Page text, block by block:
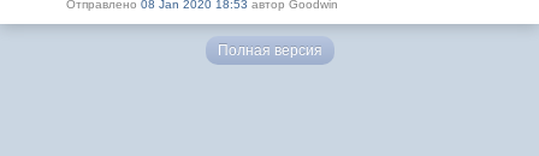
Отправлено 08 Jan 2020 18:53 автор Goodwin
Полная версия